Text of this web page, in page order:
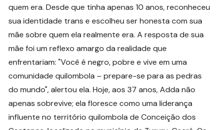
quem era. Desde que tinha apenas 10 anos, reconheceu
sua identidade trans e escolheu ser honesta com sua
mãe sobre quem ela realmente era. A resposta de sua
mãe foi um reflexo amargo da realidade que
enfrentariam: "Você é negro, pobre e vive em uma
comunidade quilombola – prepare-se para as pedras
do mundo", alertou ela. Hoje, aos 37 anos, Adda não
apenas sobrevive; ela floresce como uma liderança
influente no território quilombola de Conceição dos